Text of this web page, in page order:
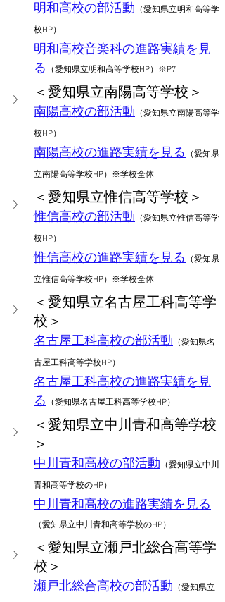
明和高校の部活動 （愛知県立明和高等学
校HP）
明和高校音楽科の進路実績を見
る
（愛知県立明和高等学校HP）※P7
＜愛知県立南陽高等学校＞
南陽高校の部活動 （愛知県立南陽高等学
校HP）
南陽高校の進路実績を見る （愛知県
立南陽高等学校HP）※学校全体
＜愛知県立惟信高等学校＞
惟信高校の部活動 （愛知県立惟信高等学
校HP）
惟信高校の進路実績を見る （愛知県
立惟信高等学校HP）※学校全体
＜愛知県立名古屋工科高等学
校＞
名古屋工科高校の部活動 （愛知県名
古屋工科高等学校HP）
名古屋工科高校の進路実績を見
る
（愛知県名古屋工科高等学校HP）
＜愛知県立中川青和高等学校
＞
中川青和高校の部活動 （愛知県立中川
青和高等学校のHP）
中川青和高校の進路実績を見る
（愛知県立中川青和高等学校のHP）
＜愛知県立瀬戸北総合高等学
校＞
瀬戸北総合高校の部活動 （愛知県立